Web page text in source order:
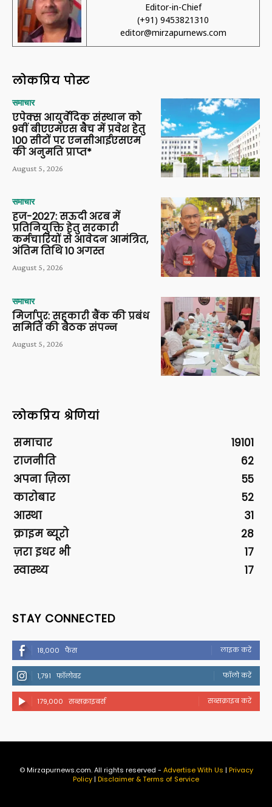
Editor-in-Chief
(+91) 9453821310
editor@mirzapurnews.com
लोकप्रिय पोस्ट
समाचार
एपेक्स आयुर्वेदिक संस्थान को
9वीं बीएएमएस बैच में प्रवेश हेतु
100 सीटों पर एनसीआईएसएम
की अनुमति प्राप्त*
August 5, 2026
समाचार
हज-2027: सऊदी अरब में
प्रतिनियुक्ति हेतु सरकारी
कर्मचारियों से आवेदन आमंत्रित,
अंतिम तिथि 10 अगस्त
August 5, 2026
समाचार
मिर्जापुर: सहकारी बैंक की प्रबंध
समिति की बैठक संपन्न
August 5, 2026
लोकप्रिय श्रेणियां
समाचार
19101
राजनीति
62
अपना ज़िला
55
कारोबार
52
आस्था
31
क्राइम ब्यूरो
28
ज़रा इधर भी
17
स्वास्थ्य
17
STAY CONNECTED
18,000 फैंस लाइक करें
1,791 फॉलोवर फॉलो करें
179,000 सब्सक्राइबर्स सब्सक्राइब करें
© Mirzapurnews.com. All rights reserved - Advertise With Us | Privacy
Policy| Disclaimer & Terms of Service